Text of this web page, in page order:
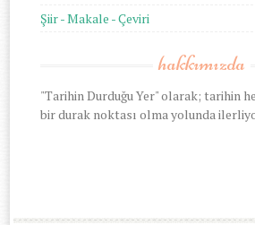
Şiir - Makale - Çeviri
hakkımızda
"Tarihin Durduğu Yer" olarak; tarihin
bir durak noktası olma yolunda